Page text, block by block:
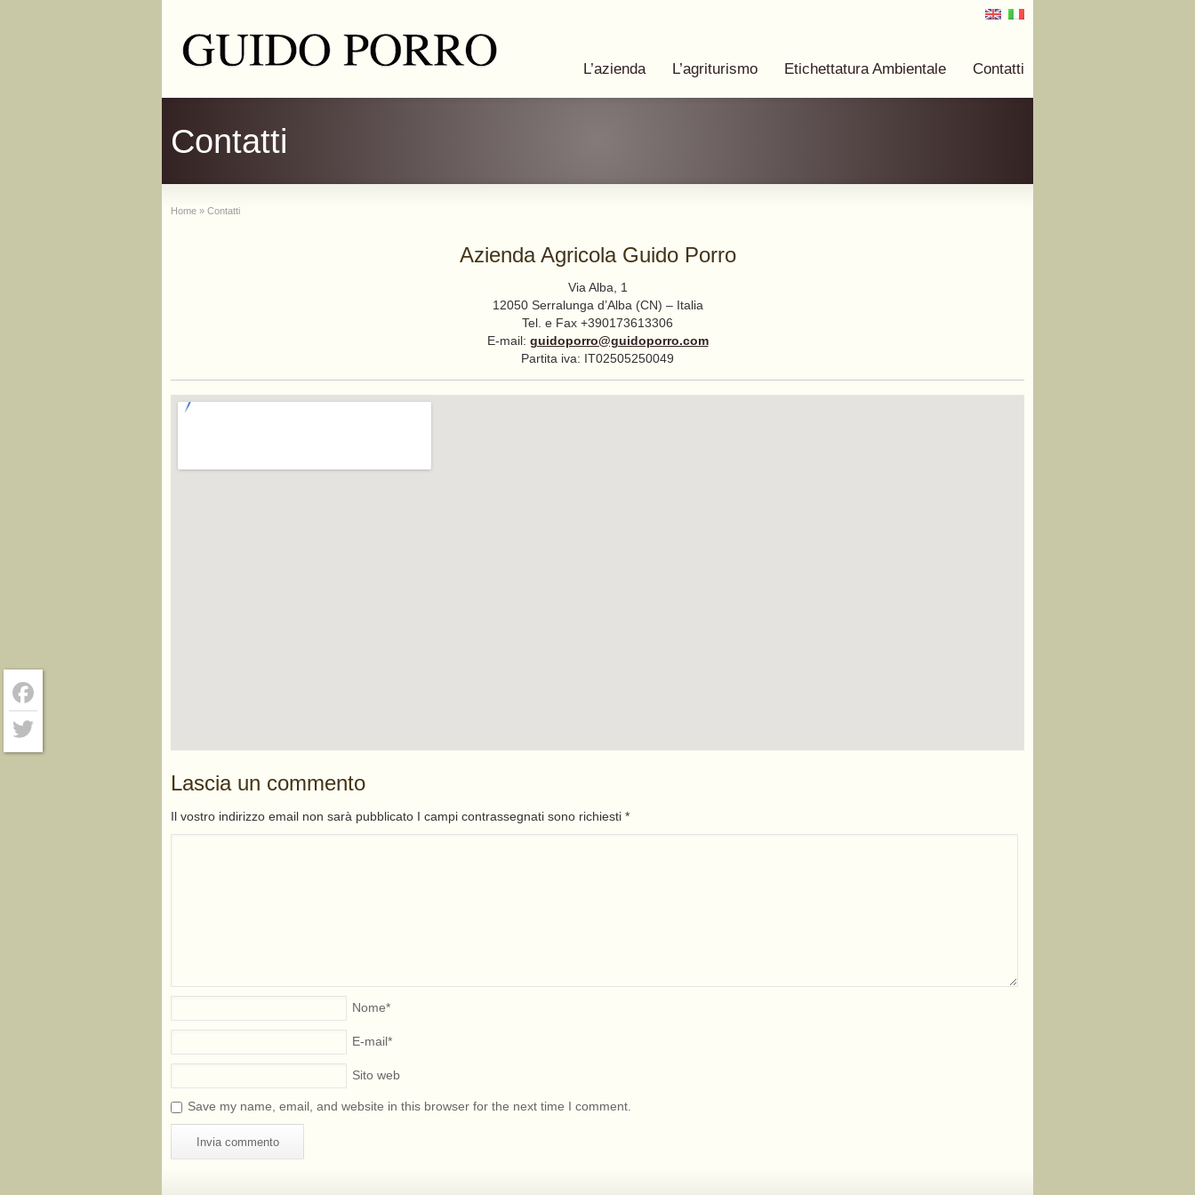
L’azienda L’agriturismo Etichettatura Ambientale Contatti
Contatti
Home » Contatti
Azienda Agricola Guido Porro
Via Alba, 1
12050 Serralunga d’Alba (CN) – Italia
Tel. e Fax +390173613306
E-mail: guidoporro@guidoporro.com
Partita iva: IT02505250049
Lascia un commento
Il vostro indirizzo email non sarà pubblicato I campi contrassegnati sono richiesti *
Nome*
E-mail*
Sito web
Save my name, email, and website in this browser for the next time I comment.
Facebook
Twitter